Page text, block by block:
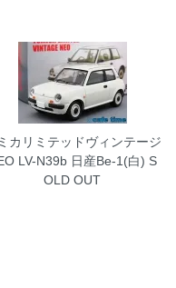
カリミテッドヴィンテージ
LV-N39b 日産Be-1(白) S
OLD OUT